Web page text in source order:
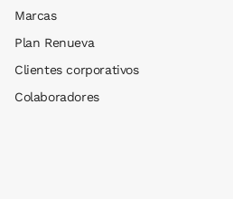
Marcas
Plan Renueva
Clientes corporativos
Colaboradores